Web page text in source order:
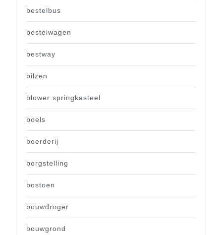
bestelbus
bestelwagen
bestway
bilzen
blower springkasteel
boels
boerderij
borgstelling
bostoen
bouwdroger
bouwgrond